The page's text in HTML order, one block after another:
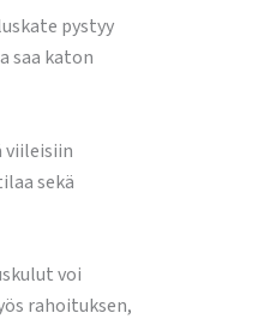
pystyy
saa katon
viileisiin
sekä
voi
rahoituksen,